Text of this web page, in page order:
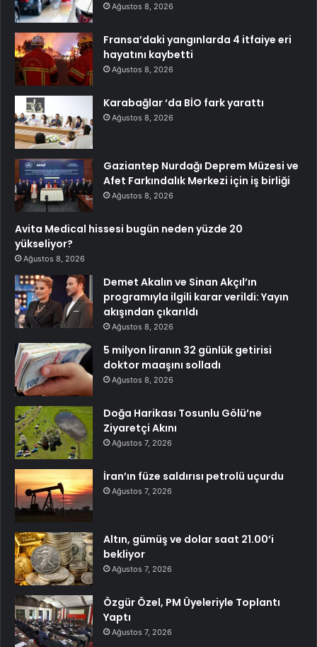
Ağustos 8, 2026
Fransa’daki yangınlarda 4 itfaiye eri
hayatını kaybetti
Ağustos 8, 2026
Karabağlar ‘da BİO fark yarattı
Ağustos 8, 2026
Gaziantep Nurdağı Deprem Müzesi ve
Afet Farkındalık Merkezi için iş birliği
Ağustos 8, 2026
Avita Medical hissesi bugün neden yüzde 20
yükseliyor?
Ağustos 8, 2026
Demet Akalın ve Sinan Akçıl’ın
programıyla ilgili karar verildi: Yayın
akışından çıkarıldı
Ağustos 8, 2026
5 milyon liranın 32 günlük getirisi
doktor maaşını solladı
Ağustos 8, 2026
Doğa Harikası Tosunlu Gölü’ne
Ziyaretçi Akını
Ağustos 7, 2026
İran’ın füze saldırısı petrolü uçurdu
Ağustos 7, 2026
Altın, gümüş ve dolar saat 21.00’i
bekliyor
Ağustos 7, 2026
Özgür Özel, PM Üyeleriyle Toplantı
Yaptı
Ağustos 7, 2026